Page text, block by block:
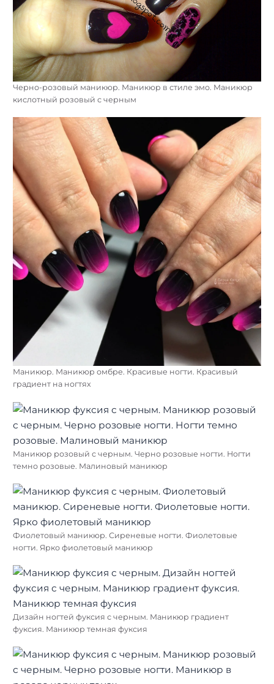
Черно-розовый маникюр. Маникюр в стиле эмо. Маникюр
кислотный розовый с черным
Маникюр. Маникюр омбре. Красивые ногти. Красивый
градиент на ногтях
Маникюр розовый с черным. Черно розовые ногти. Ногти
темно розовые. Малиновый маникюр
Фиолетовый маникюр. Сиреневые ногти. Фиолетовые
ногти. Ярко фиолетовый маникюр
Дизайн ногтей фуксия с черным. Маникюр градиент
фуксия. Маникюр темная фуксия
Найти: